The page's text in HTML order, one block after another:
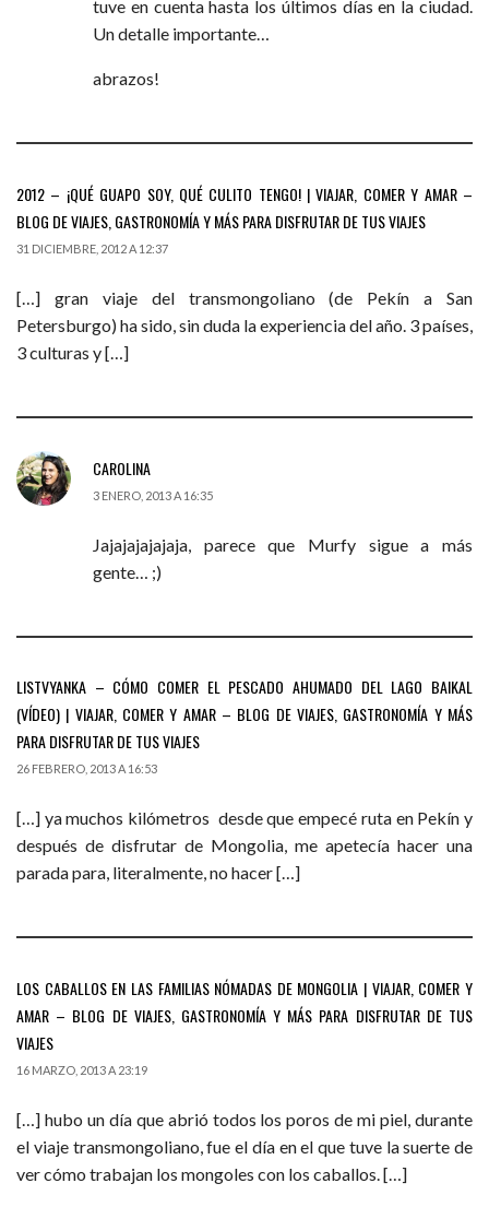
tuve en cuenta hasta los últimos días en la ciudad.
Un detalle importante…
abrazos!
2012 – ¡QUÉ GUAPO SOY, QUÉ CULITO TENGO! | VIAJAR, COMER Y AMAR –
BLOG DE VIAJES, GASTRONOMÍA Y MÁS PARA DISFRUTAR DE TUS VIAJES
31 DICIEMBRE, 2012 A 12:37
[…] gran viaje del transmongoliano (de Pekín a San
Petersburgo) ha sido, sin duda la experiencia del año. 3 países,
3 culturas y […]
CAROLINA
3 ENERO, 2013 A 16:35
Jajajajajajaja, parece que Murfy sigue a más
gente… ;)
LISTVYANKA – CÓMO COMER EL PESCADO AHUMADO DEL LAGO BAIKAL
(VÍDEO) | VIAJAR, COMER Y AMAR – BLOG DE VIAJES, GASTRONOMÍA Y MÁS
PARA DISFRUTAR DE TUS VIAJES
26 FEBRERO, 2013 A 16:53
[…] ya muchos kilómetros desde que empecé ruta en Pekín y
después de disfrutar de Mongolia, me apetecía hacer una
parada para, literalmente, no hacer […]
LOS CABALLOS EN LAS FAMILIAS NÓMADAS DE MONGOLIA | VIAJAR, COMER Y
AMAR – BLOG DE VIAJES, GASTRONOMÍA Y MÁS PARA DISFRUTAR DE TUS
VIAJES
16 MARZO, 2013 A 23:19
[…] hubo un día que abrió todos los poros de mi piel, durante
el viaje transmongoliano, fue el día en el que tuve la suerte de
ver cómo trabajan los mongoles con los caballos. […]